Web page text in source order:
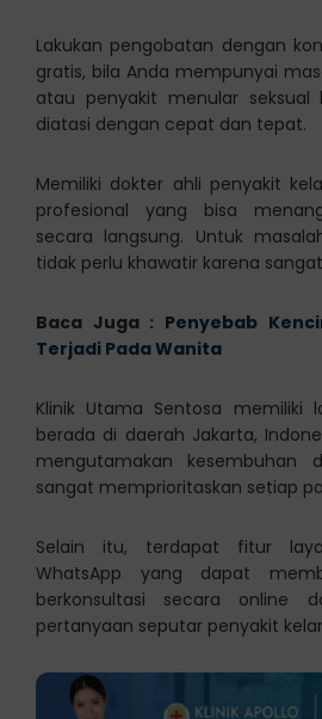
Lakukan pengobatan dengan
gratis, bila Anda mempunyai
atau penyakit menular seksual
diatasi dengan cepat dan tepat.
Memiliki dokter ahli penyakit
profesional yang bisa
secara langsung. Untuk
tidak perlu khawatir karena
Baca Juga : Penyebab
Terjadi Pada Wanita
Klinik Utama Sentosa memiliki
berada di daerah Jakarta,
mengutamakan kesembuhan
sangat memprioritaskan setiap
Selain itu, terdapat fitur
WhatsApp yang dapat
berkonsultasi secara online
pertanyaan seputar penyakit